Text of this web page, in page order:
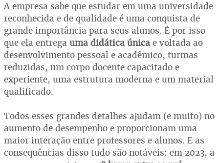
A empresa sabe que estudar em uma universidade
reconhecida e de qualidade é uma conquista de
grande importância para seus alunos. É por isso
que ela entrega uma didática única e voltada ao
desenvolvimento pessoal e acadêmico, turmas
reduzidas, um corpo docente capacitado e
experiente, uma estrutura moderna e um material
qualificado.
Todos esses grandes detalhes ajudam (e muito) no
aumento de desempenho e proporcionam uma
maior interação entre professores e alunos. E as
consequências disso tudo são notáveis: em 2023, a